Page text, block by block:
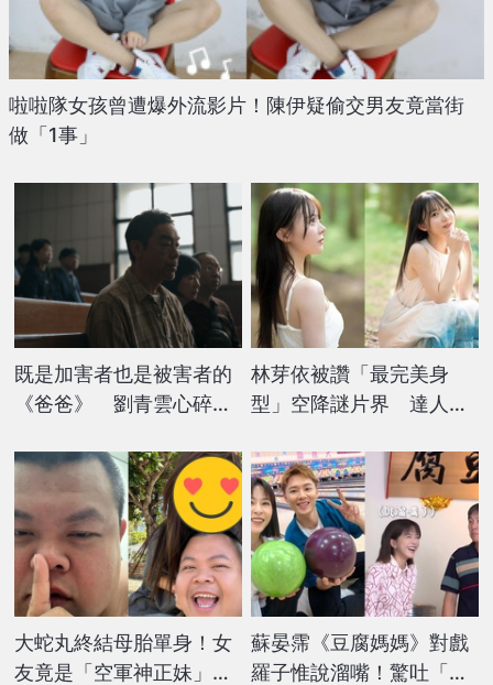
啦啦隊女孩曾遭爆外流影片！陳伊疑偷交男友竟當街
做「1事」
既是加害者也是被害者的
《爸爸》 劉青雲心碎又
林芽依被讚「最完美身
型」空降謎片界 達人激
女！
大蛇丸終結母胎單身！女
友竟是「空軍神正妹」…
蘇晏霈《豆腐媽媽》對戲
羅子惟說溜嘴！驚吐「這